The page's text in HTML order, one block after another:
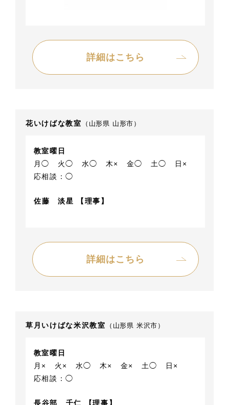
詳細はこちら
花いけばな教室 （山形県 山形市）
教室曜日
月◯
火◯ 水◯ 木× 金◯ 土◯
日×
応相談：◯
佐藤 淡星 【理事】
詳細はこちら
草月いけばな米沢教室 （山形県 米沢市）
教室曜日
月×
火× 水◯ 木× 金× 土◯
日×
応相談：◯
長谷部 千仁 【理事】